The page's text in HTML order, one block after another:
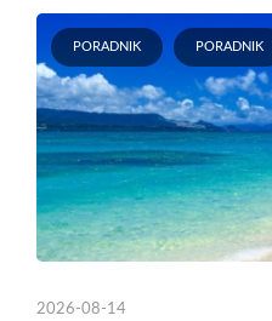
PORADNIK PORADNIK
2026-08-14